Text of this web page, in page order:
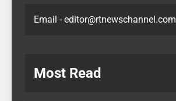
Email - editor@rtnewschannel.com
Most Read